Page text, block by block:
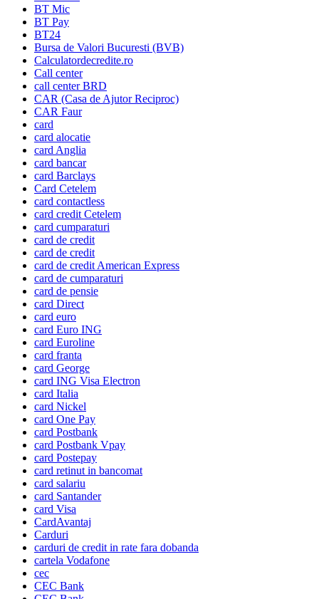
BT Mic
BT Pay
BT24
Bursa de Valori Bucuresti (BVB)
Calculatordecredite.ro
Call center
call center BRD
CAR (Casa de Ajutor Reciproc)
CAR Faur
card
card alocatie
card Anglia
card bancar
card Barclays
Card Cetelem
card contactless
card credit Cetelem
card cumparaturi
card de credit
card de credit
card de credit American Express
card de cumparaturi
card de pensie
card Direct
card euro
card Euro ING
card Euroline
card franta
card George
card ING Visa Electron
card Italia
card Nickel
card One Pay
card Postbank
card Postbank Vpay
card Postepay
card retinut in bancomat
card salariu
card Santander
card Visa
CardAvantaj
Carduri
carduri de credit in rate fara dobanda
cartela Vodafone
cec
CEC Bank